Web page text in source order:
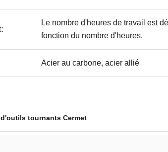
Le nombre d'heures de travail est
fonction du nombre d'heures.
Acier au carbone, acier allié
tournants Cermet